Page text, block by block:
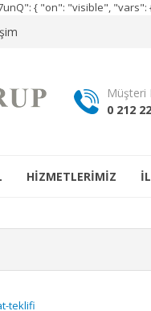
{ "on": "visible",
Müşteri
0 212
HİZMETLERİMİZ